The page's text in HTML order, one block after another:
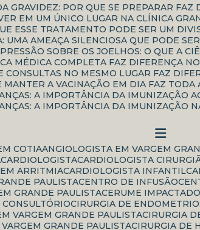
GRAVIDEZ: POR QUE SE PREPARAR FAZ
EM UM ÚNICO LUGAR NA CLÍNICA
ESSE TRATAMENTO PODE SER UM
UMA AMEAÇA SILENCIOSA QUE PODE
SOBRE OS JOELHOS: O QUE A
MÉDICA COMPLETA FAZ DIFERENÇA
CONSULTAS NO MESMO LUGAR FAZ
MANTER A VACINAÇÃO EM DIA FAZ TODA
A IMPORTÂNCIA DA IMUNIZAÇÃO
A IMPORTÂNCIA DA IMUNIZAÇÃO
COTIA ANGIOLOGISTA EM VARGEM
CARDIOLOGISTA CARDIOLOGISTA
EM ARRITMIA CARDIOLOGISTA INFANTIL
PAULISTA CENTRO DE INFUSÃO
GRANDE PAULISTA CERUME
CONSULTÓRIO CIRURGIA DE
VARGEM GRANDE PAULISTA CIRURGIA
GRANDE PAULISTA CIRURGIA DE